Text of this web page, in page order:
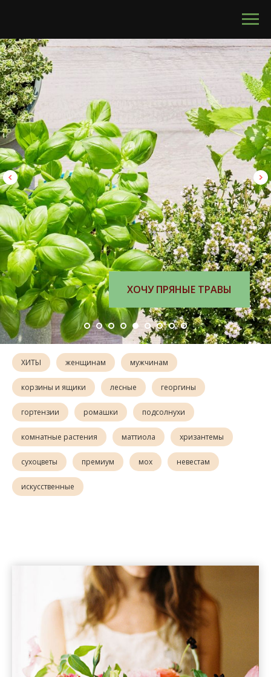
ХОЧУ ПРЯНЫЕ ТРАВЫ
ХИТЫ женщинам мужчинам
корзины и ящики лесные георгины
гортензии ромашки подсолнухи
комнатные растения маттиола хризантемы
сухоцветы премиум мох невестам
искусственные